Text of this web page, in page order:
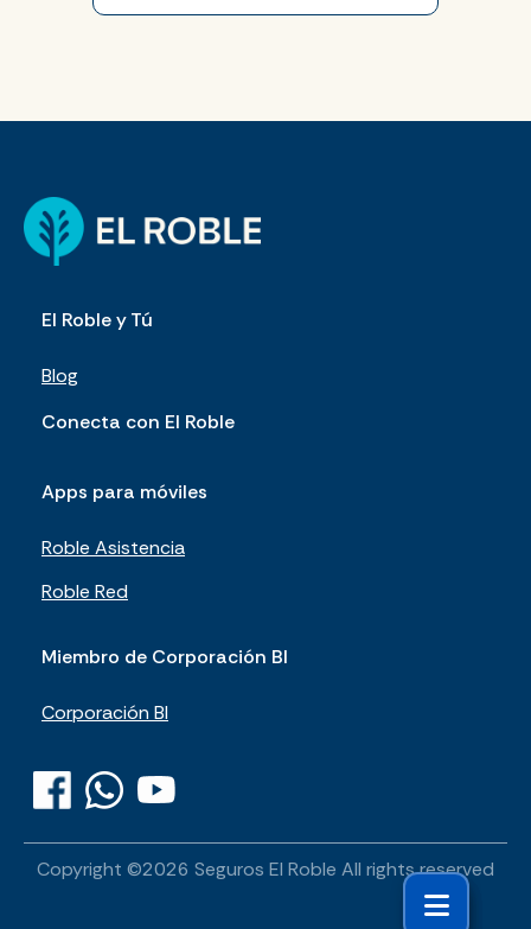
El Roble y Tú
Blog
Conecta con El Roble
Apps para móviles
Roble Asistencia
Roble Red
Miembro de Corporación BI
Corporación BI
Copyright ©2026 Seguros El Roble All rights reserved